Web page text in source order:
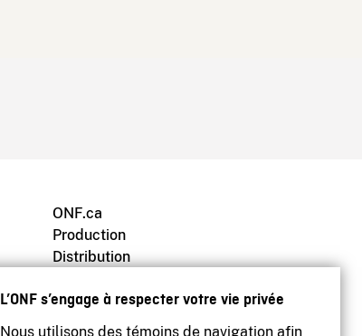
L’ONF s’engage à respecter votre vie privée
Nous utilisons des témoins de navigation afin
ONF.ca
Production
Distribution
Archives